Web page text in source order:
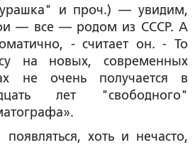
и проч.) — увидим,
— все — родом из СССР. А
- считает он. - То
на новых, современных
не очень получается в
лет "свободного"
хоть и нечасто,